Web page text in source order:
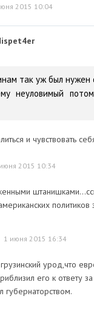
2015 10:04
так уж был
неуловимый
и чувствовать
2015 10:34
политиков
1 июня 2015 16:34
урод,что
его к ответу
губернаторством.